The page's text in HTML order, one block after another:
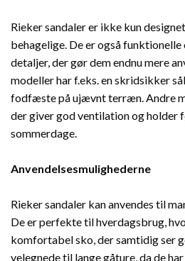
Rieker sandaler er ikke kun
behagelige. De er også
detaljer, der gør dem endnu mere
modeller har f.eks. en skridsikker
fodfæste på ujævnt terræn. Andre
der giver god ventilation og holder
sommerdage.
Anvendelsesmulighederne
Rieker sandaler kan anvendes til
De er perfekte til hverdagsbrug,
komfortabel sko, der samtidig ser
velegnede til lange gåture, da de